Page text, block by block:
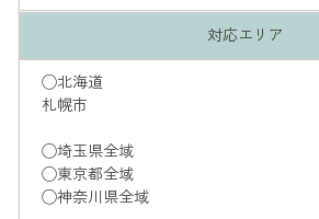
対応エリア
◯北海道
札幌市
◯埼玉県全域
◯東京都全域
◯神奈川県全域